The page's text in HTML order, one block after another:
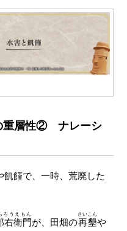
重層性② ナレーシ
饉で、一時、荒廃した
右衛門
ろうえもん
が、田畑の再墾
さいこん
や